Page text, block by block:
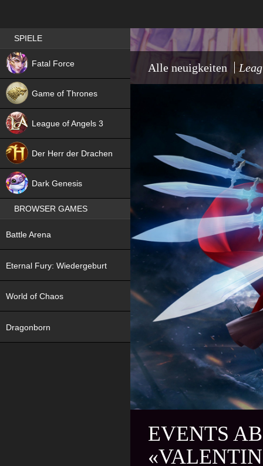
Alle neuigkeiten
EVENTS
Best RPG games in Germany
SPIELE
Fatal Force
NEW
Game of Thrones
League of Angels 3
Der Herr der Drachen
Dark Genesis
BROWSER GAMES
Battle Arena
Eternal Fury: Wiedergeburt
World of Chaos
Dragonborn